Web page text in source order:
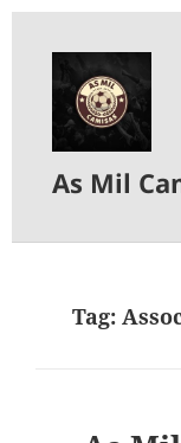
As Mil
Tag: